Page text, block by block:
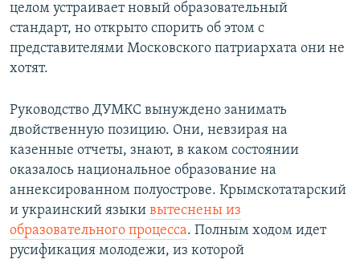
целом устраивает новый образовательный
стандарт, но открыто спорить об этом с
представителями Московского патриархата они не
хотят.
Руководство ДУМКС вынуждено занимать
двойственную позицию. Они, невзирая на
казенные отчеты, знают, в каком состоянии
оказалось национальное образование на
аннексированном полуострове. Крымскотатарский
и украинский языки вытеснены из
образовательного процесса. Полным ходом идет
русификация молодежи, из которой